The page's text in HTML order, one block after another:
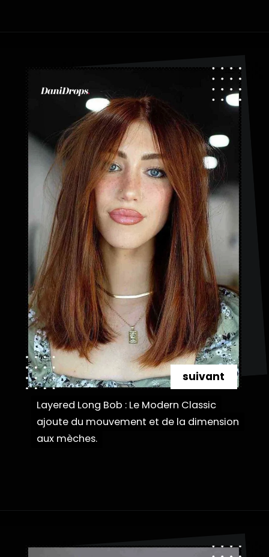
Layered Long Bob : Le Modern Classic
ajoute du mouvement et de la dimension
aux mèches.
Layered Long Bob : Le Modern Classic
ajoute du mouvement et de la dimension
aux mèches.
suivant